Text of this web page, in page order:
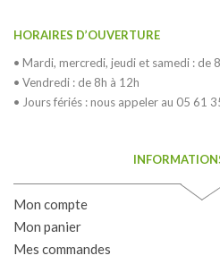
HORAIRES D’OUVERTURE
• Mardi, mercredi, jeudi et samedi : de
• Vendredi : de 8h à 12h
• Jours fériés : nous appeler au 05 61
Mon compte
Mon panier
Mes commandes